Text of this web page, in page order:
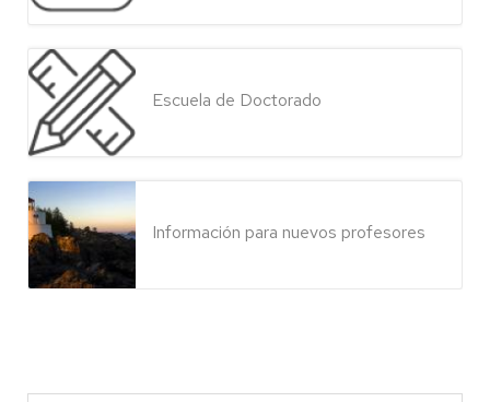
Escuela de Doctorado
Información para nuevos profesores